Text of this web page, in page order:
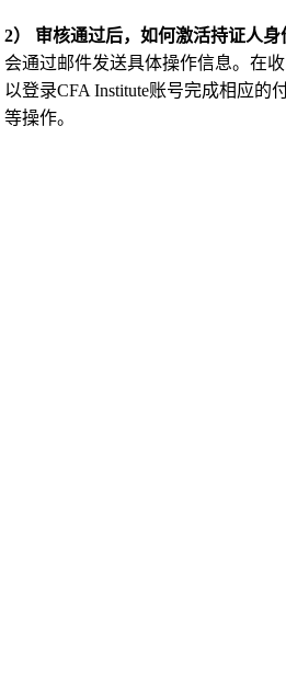
2） 审核通过后，如何激活持证人身
会通过邮件发送具体操作信息。在
以登录CFA Institute账号完成相应的
等操作。